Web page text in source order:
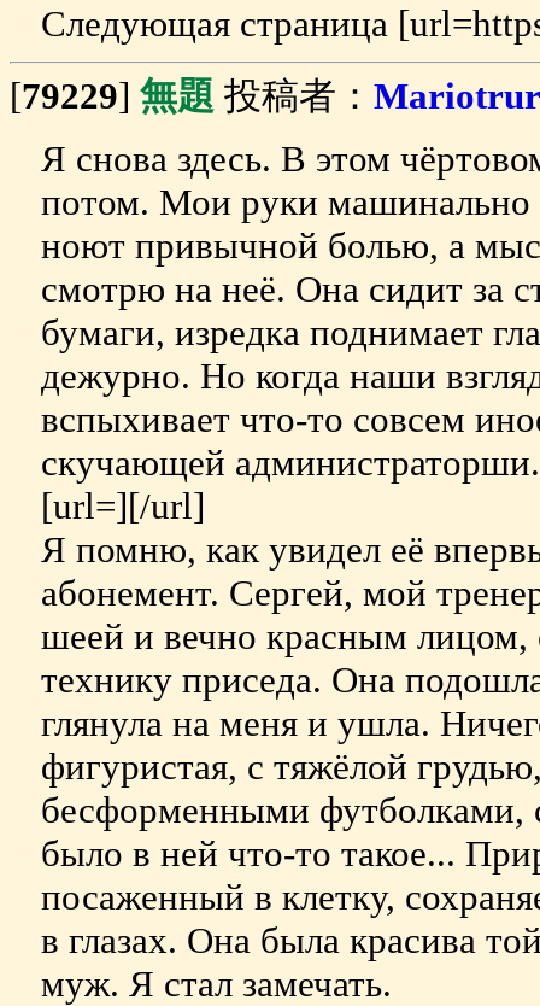
Следующая страница
[79229] 無題 投稿者：
Я снова здесь. В этом
потом. Мои руки машинально
ноют привычной болью, а
смотрю на неё. Она сидит за
бумаги, изредка поднимает
дежурно. Но когда наши
вспыхивает что-то совсем
скучающей
[url=][/url]
Я помню, как увидел её
абонемент. Сергей, мой
шеей и вечно красным лицом,
технику приседа. Она
глянула на меня и ушла.
фигуристая, с тяжёлой
бесформенными
было в ней что-то такое...
посаженный в клетку,
в глазах. Она была красива
муж. Я стал замечать.